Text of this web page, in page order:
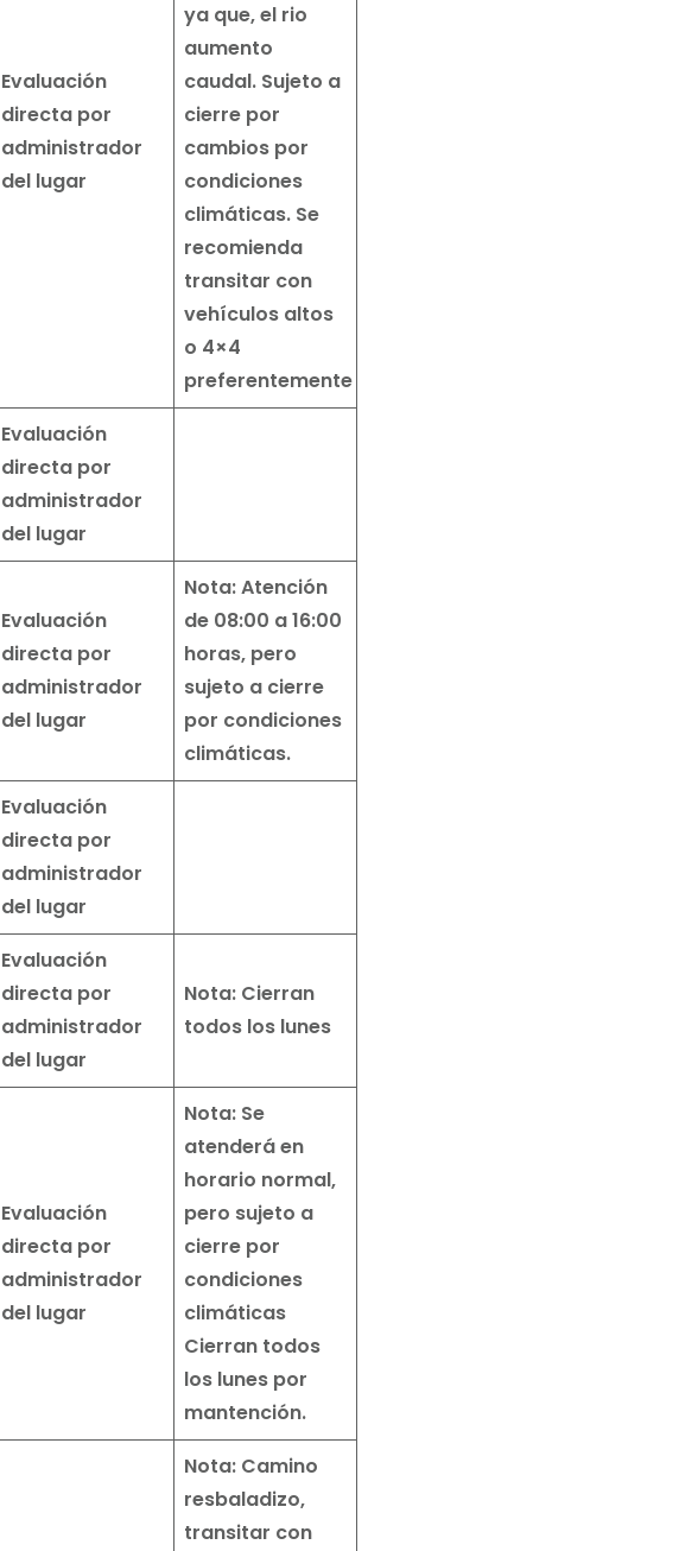
Evaluación
directa por
administrador
del lugar
ya que, el rio
aumento
caudal. Sujeto a
cierre por
cambios por
condiciones
climáticas. Se
recomienda
transitar con
vehículos altos
o 4×4
preferentemente
Evaluación
directa por
administrador
del lugar
Evaluación
directa por
administrador
del lugar
Nota: Atención
de 08:00 a 16:00
horas, pero
sujeto a cierre
por condiciones
climáticas.
Evaluación
directa por
administrador
del lugar
Evaluación
directa por
administrador
del lugar
Nota: Cierran
todos los lunes
Evaluación
directa por
administrador
del lugar
Nota: Se
atenderá en
horario normal,
pero sujeto a
cierre por
condiciones
climáticas
Cierran todos
los lunes por
mantención.
Nota: Camino
resbaladizo,
transitar con